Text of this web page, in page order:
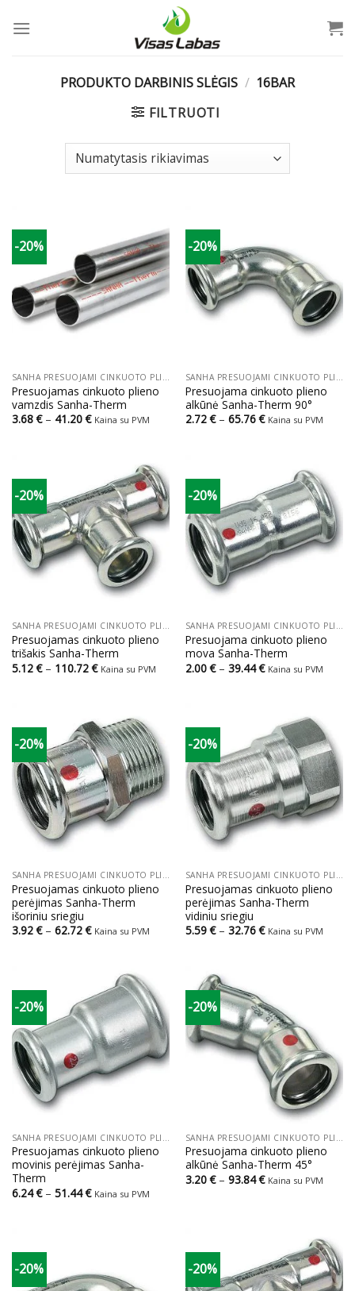
PRODUKTO DARBINIS SLĖGIS / 16BAR
FILTRUOTI
-20%
SANHA PRESUOJAMI CINKUOTO PLIENO VAMZDŽIAI IR JUNGTYS
Presuojamas cinkuoto plieno
vamzdis Sanha-Therm
3.68€ – 41.20€Price
range:
Kaina su PVM
-20%
SANHA PRESUOJAMI CINKUOTO PLIENO VAMZDŽIAI IR JUNGTYS
Presuojama cinkuoto plieno
alkūnė Sanha-Therm 90°
2.72€ – 65.76€Price
range:
Kaina su PVM
-20%
SANHA PRESUOJAMI CINKUOTO PLIENO VAMZDŽIAI IR JUNGTYS
Presuojamas cinkuoto plieno
trišakis Sanha-Therm
5.12€ – 110.72€Price
range:
Kaina su PVM
-20%
SANHA PRESUOJAMI CINKUOTO PLIENO VAMZDŽIAI IR JUNGTYS
Presuojama cinkuoto plieno
mova Sanha-Therm
2.00€ – 39.44€Price
range:
Kaina su PVM
-20%
SANHA PRESUOJAMI CINKUOTO PLIENO VAMZDŽIAI IR JUNGTYS
Presuojamas cinkuoto plieno
perėjimas Sanha-Therm
išoriniu sriegiu
3.92€ – 62.72€Price
62.72 €
Kaina su PVM
-20%
SANHA PRESUOJAMI CINKUOTO PLIENO VAMZDŽIAI IR JUNGTYS
Presuojamas cinkuoto plieno
perėjimas Sanha-Therm
vidiniu sriegiu
5.59€ – 32.76€Price
Kaina su PVM
-20%
Presuojamas cinkuoto plieno
movinis perėjimas Sanha-
Therm
6.24€ – 51.44€Price
range:
Kaina su PVM
-20%
Presuojama cinkuoto plieno
alkūnė Sanha-Therm 45°
3.20€ – 93.84€Price
range:
Kaina su PVM
-20% -20%